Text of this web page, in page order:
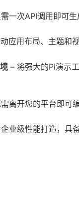
一次API调用即可
应用布局、主题和
– 将强大的Pi演示
离开您的平台即可
业级性能打造，具